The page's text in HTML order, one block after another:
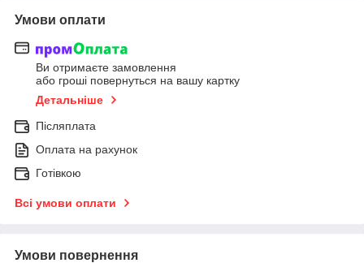
Умови оплати
Ви отримаєте замовлення
або гроші повернуться на вашу картку
Детальніше
Післяплата
Оплата на рахунок
Готівкою
Всі умови оплати
Умови повернення